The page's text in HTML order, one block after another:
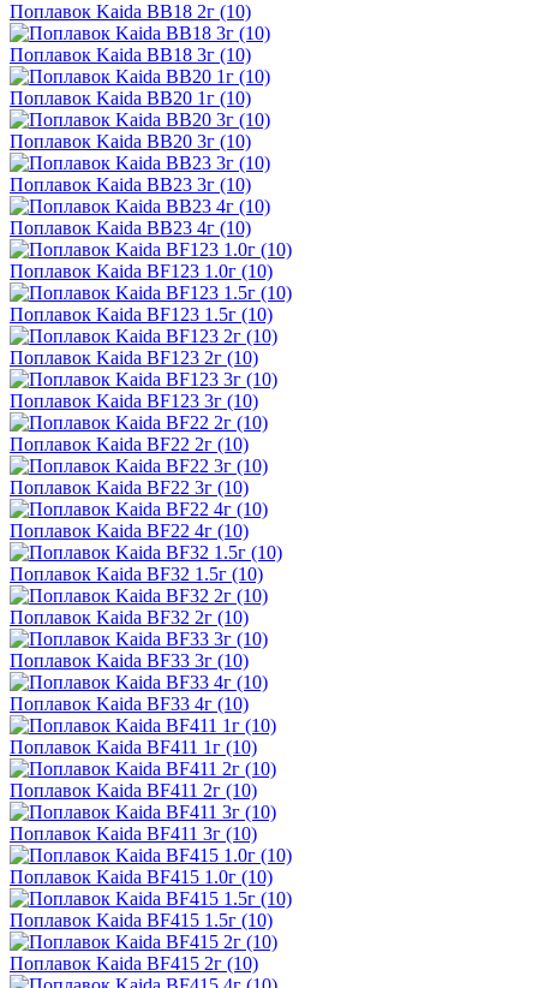
Поплавок Kaida BB18 2г (10)
Поплавок Kaida BB18 3г (10)
Поплавок Kaida BB20 1г (10)
Поплавок Kaida BB20 3г (10)
Поплавок Kaida BB23 3г (10)
Поплавок Kaida BB23 4г (10)
Поплавок Kaida BF123 1.0г (10)
Поплавок Kaida BF123 1.5г (10)
Поплавок Kaida BF123 2г (10)
Поплавок Kaida BF123 3г (10)
Поплавок Kaida BF22 2г (10)
Поплавок Kaida BF22 3г (10)
Поплавок Kaida BF22 4г (10)
Поплавок Kaida BF32 1.5г (10)
Поплавок Kaida BF32 2г (10)
Поплавок Kaida BF33 3г (10)
Поплавок Kaida BF33 4г (10)
Поплавок Kaida BF411 1г (10)
Поплавок Kaida BF411 2г (10)
Поплавок Kaida BF411 3г (10)
Поплавок Kaida BF415 1.0г (10)
Поплавок Kaida BF415 1.5г (10)
Поплавок Kaida BF415 2г (10)